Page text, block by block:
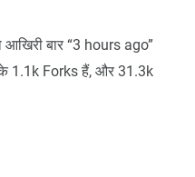
बार “3 hours ago”
1.1k Forks हैं, और 31.3k